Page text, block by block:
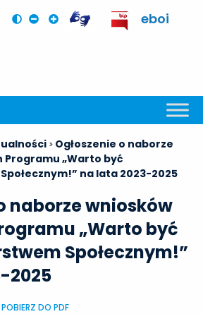
eboi
> Ogłoszenie o naborze
Programu „Warto być
na lata 2023-2025
naborze wniosków
„Warto być
Społecznym!”
2025
POBIERZ DO PDF